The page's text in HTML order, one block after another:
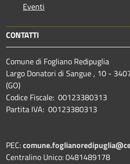
Eventi
CONTATTI
Comune di Fogliano Redipuglia
Largo Donatori di Sangue , 10 -
(GO)
Codice Fiscale: 00123380313
Partita IVA: 00123380313
PEC:
Centralino Unico: 0481489178